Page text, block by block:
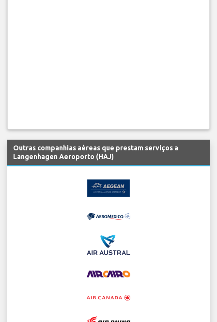
Outras companhias aéreas que prestam serviços a
Langenhagen Aeroporto (HAJ)